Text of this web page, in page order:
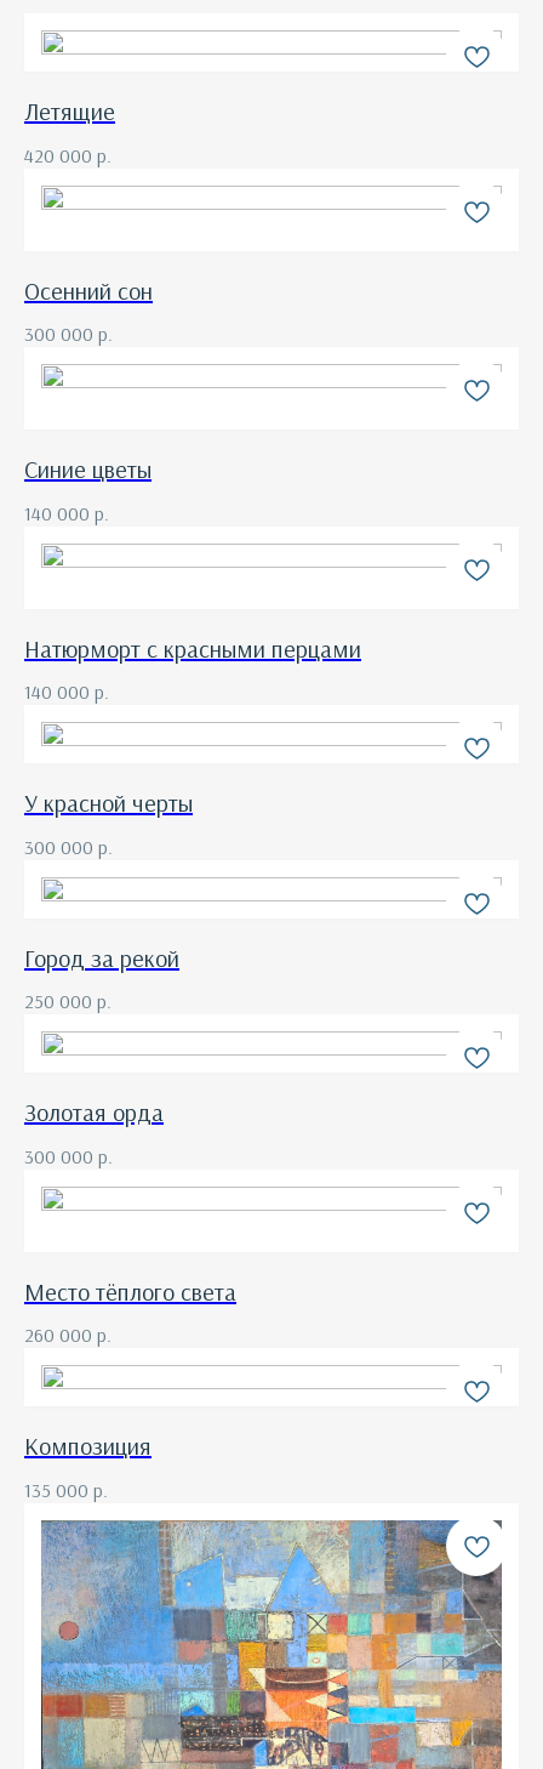
Летящие
420 000 р.
Осенний сон
300 000 р.
Синие цветы
140 000 р.
Натюрморт с красными перцами
140 000 р.
У красной черты
300 000 р.
Город за рекой
250 000 р.
Золотая орда
300 000 р.
Место тёплого света
260 000 р.
Композиция
135 000 р.